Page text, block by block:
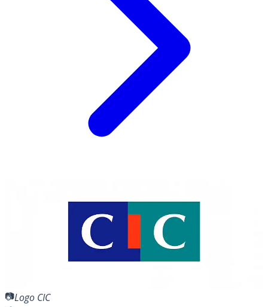
Logo CIC